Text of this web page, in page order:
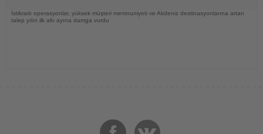
İstikrarlı operasyonlar, yüksek müşteri memnuniyeti ve Akdeniz destinasyonlarına artan
talep yılın ilk altı ayına damga vurdu